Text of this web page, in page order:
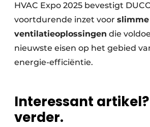
HVAC Expo 2025 bevestigt
voortdurende inzet voor slimme
ventilatieoplossingen die
nieuwste eisen op het gebied
energie-efficiëntie.
Interessant
verder.